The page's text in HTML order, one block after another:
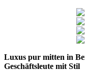
Luxus pur mitten in
Geschäftsleute mit Stil